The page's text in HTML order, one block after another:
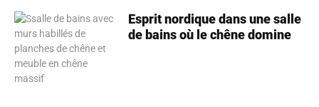
Esprit nordique dans une salle
de bains où le chêne domine